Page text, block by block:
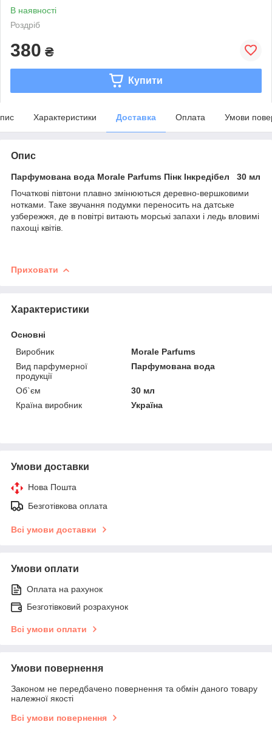
В наявності
Роздріб
380 ₴
Купити
Характеристики Доставка Оплата Умови
Опис
Парфумована вода Morale Parfums Пінк Інкредібел 30 мл
Початкові півтони плавно змінюються деревно-вершковими
нотками. Таке звучання подумки переносить на датське
узбережжя, де в повітрі витають морські запахи і ледь вловимі
пахощі квітів.
Приховати
Характеристики
Основні
Виробник
Morale Parfums
Вид парфумерної
продукції
Парфумована вода
Об`єм
30 мл
Країна виробник
Україна
Умови доставки
Нова Пошта
Безготівкова оплата
Всі умови доставки
Умови оплати
Оплата на рахунок
Безготівковий розрахунок
Всі умови оплати
Умови повернення
Законом не передбачено повернення та обмін даного товару
належної якості
Всі умови повернення